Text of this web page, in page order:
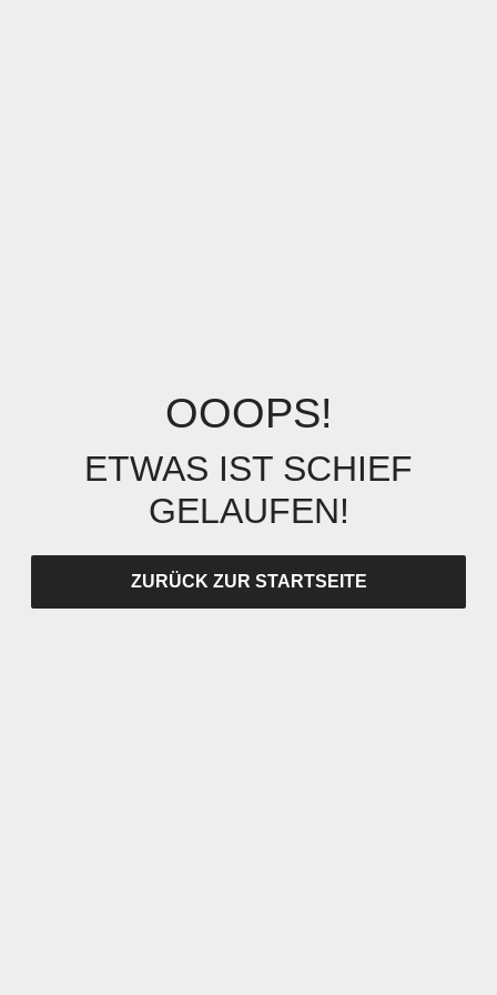
OOOPS!
ETWAS IST SCHIEF
GELAUFEN!
ZURÜCK ZUR STARTSEITE